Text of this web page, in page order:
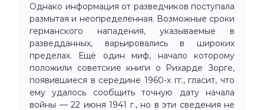
Однако информация от разведчиков поступала
размытая и неопределенная. Возможные сроки
германского нападения, указываемые в
разведданных, варьировались в широких
пределах. Ещё один миф, начало которому
положили советские книги о Рихарде Зорге,
появившиеся в середине 1960-х гг., гласит, что
ему удалось сообщить точную дату начала
войны — 22 июня 1941 г., но в эти сведения не